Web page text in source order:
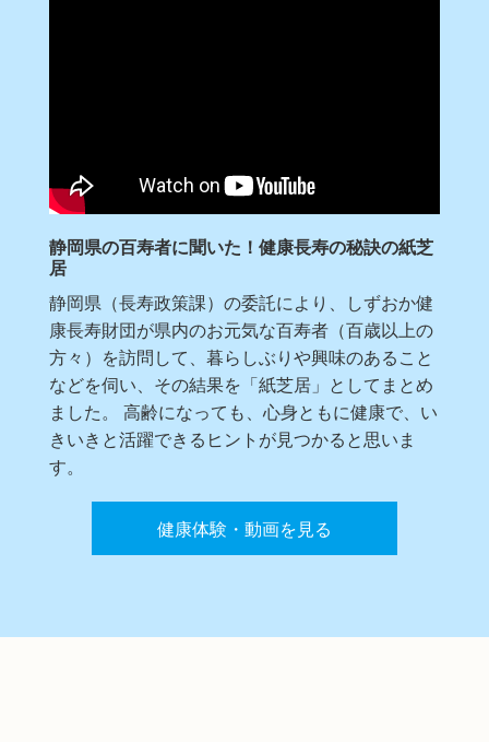
静岡県の百寿者に聞いた！健康長寿の秘訣の紙芝
居
静岡県（長寿政策課）の委託により、しずおか健
康長寿財団が県内のお元気な百寿者（百歳以上の
方々）を訪問して、暮らしぶりや興味のあること
などを伺い、その結果を「紙芝居」としてまとめ
ました。 高齢になっても、心身ともに健康で、い
きいきと活躍できるヒントが見つかると思いま
す。
健康体験・動画を見る